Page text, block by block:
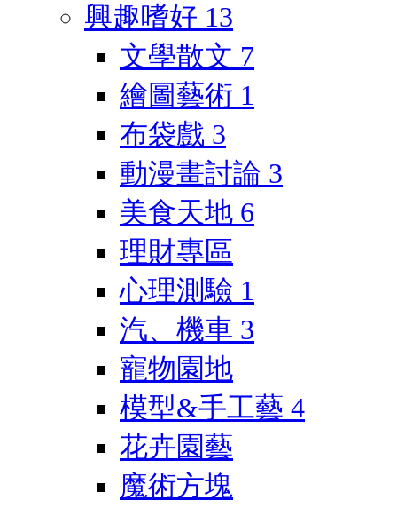
興趣嗜好 13
文學散文 7
繪圖藝術 1
布袋戲 3
動漫畫討論 3
美食天地 6
理財專區
心理測驗 1
汽、機車 3
寵物園地
模型&手工藝 4
花卉園藝
魔術方塊